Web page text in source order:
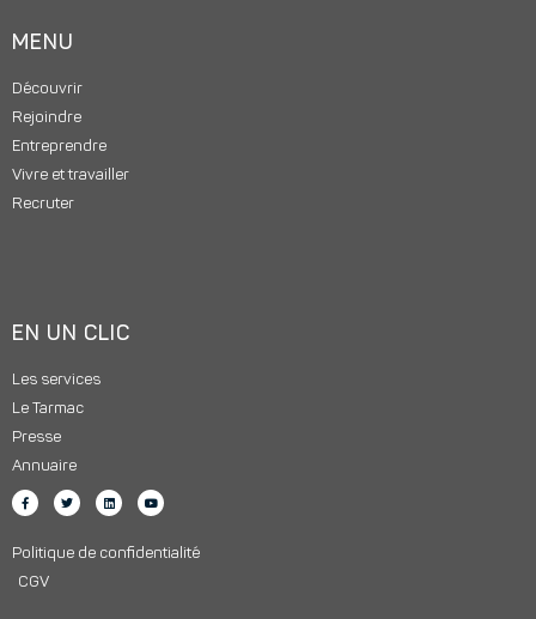
MENU
Découvrir
Rejoindre
Entreprendre
Vivre et travailler
Recruter
EN UN CLIC
Les services
Le Tarmac
Presse
Annuaire
Politique de confidentialité
CGV